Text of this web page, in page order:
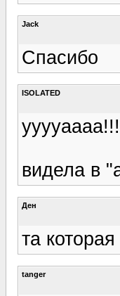
Jack
Спасибо
ISOLATED
видела в
Ден
та
tanger